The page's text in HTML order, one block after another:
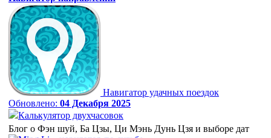
Навигатор удачных поездок
Обновлено: 04 Декабря 2025
Калькулятор двухчасовок
Блог о Фэн шуй, Ба Цзы, Ци Мэнь Дунь Цзя и выборе дат